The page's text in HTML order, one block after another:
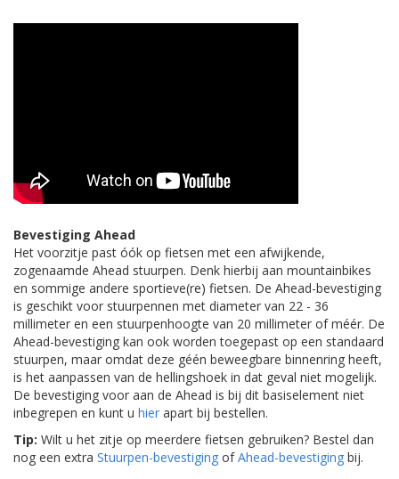
Bevestiging Ahead
Het voorzitje past óók op fietsen met een afwijkende,
zogenaamde Ahead stuurpen. Denk hierbij aan mountainbikes
en sommige andere sportieve(re) fietsen. De Ahead-bevestiging
is geschikt voor stuurpennen met diameter van 22 - 36
millimeter en een stuurpenhoogte van 20 millimeter of méér. De
Ahead-bevestiging kan ook worden toegepast op een standaard
stuurpen, maar omdat deze géén beweegbare binnenring heeft,
is het aanpassen van de hellingshoek in dat geval niet mogelijk.
De bevestiging voor aan de Ahead is bij dit basiselement niet
inbegrepen en kunt u hier apart bij bestellen.
Tip: Wilt u het zitje op meerdere fietsen gebruiken? Bestel dan
nog een extra Stuurpen-bevestiging ofAhead-bevestiging bij.